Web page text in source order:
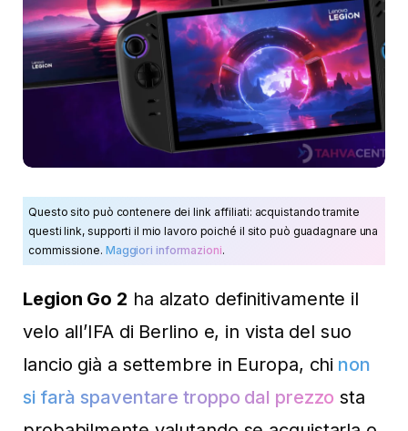
Questo sito può contenere dei link affiliati: acquistando tramite
questi link, supporti il mio lavoro poiché il sito può guadagnare una
commissione. Maggiori informazioni.
Legion Go 2 ha alzato definitivamente il
velo all’IFA di Berlino e, in vista del suo
lancio già a settembre in Europa, chi non
si farà spaventare troppo dal prezzo sta